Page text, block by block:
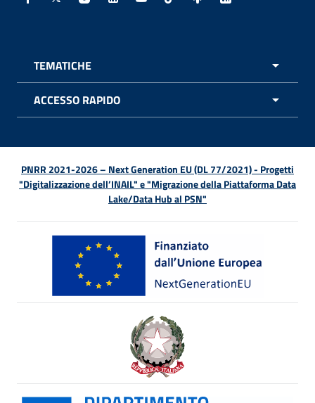
Facebook - Sito esterno - Apertura in nuova finestra
X - Sito esterno - Apertura in nuova finestra
Instagram - Sito esterno - Apertura in
Linkedin - Sito esterno - Apertura in
Youtube - Sito esterno -
TikTok - Sito esterno -
Spreaker - Sito
Feed RSS -
TEMATICHE
ACCESSO RAPIDO
PNRR 2021-2026 – Next Generation EU (DL 77/2021) - Progetti
"Digitalizzazione dell’INAIL" e "Migrazione della Piattaforma Data
Lake/Data Hub al PSN"